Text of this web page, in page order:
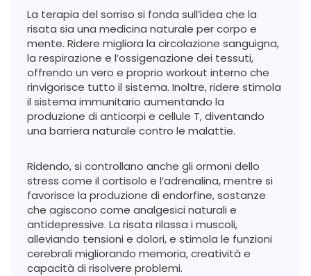
La terapia del sorriso si fonda sull’idea che la
risata sia una medicina naturale per corpo e
mente. Ridere migliora la circolazione sanguigna,
la respirazione e l’ossigenazione dei tessuti,
offrendo un vero e proprio workout interno che
rinvigorisce tutto il sistema. Inoltre, ridere stimola
il sistema immunitario aumentando la
produzione di anticorpi e cellule T, diventando
una barriera naturale contro le malattie.
Ridendo, si controllano anche gli ormoni dello
stress come il cortisolo e l’adrenalina, mentre si
favorisce la produzione di endorfine, sostanze
che agiscono come analgesici naturali e
antidepressive. La risata rilassa i muscoli,
alleviando tensioni e dolori, e stimola le funzioni
cerebrali migliorando memoria, creatività e
capacità di risolvere problemi.